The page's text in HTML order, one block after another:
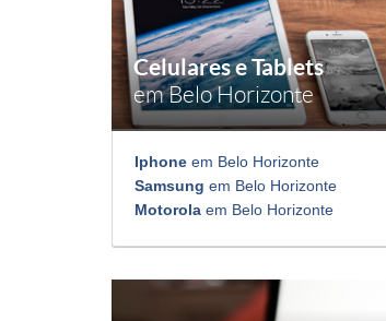
Celulares e Tablets
em Belo Horizonte
Iphone em Belo Horizonte
Samsung em Belo Horizonte
Motorola em Belo Horizonte